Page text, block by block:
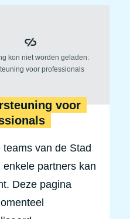
voor
teams van de Stad
enkele partners kan
Deze pagina